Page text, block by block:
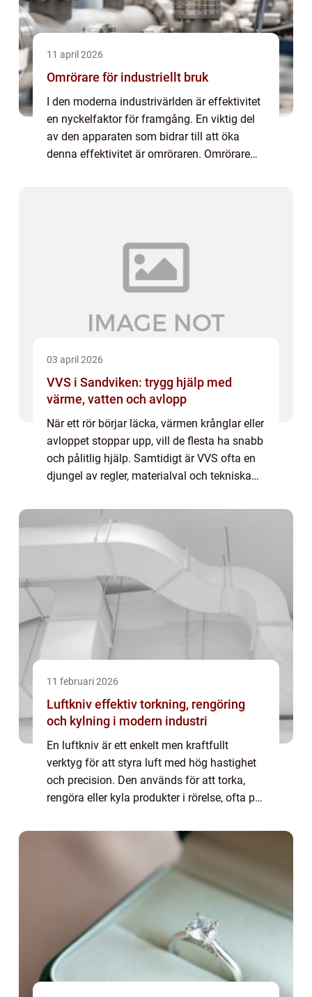
11 april 2026
Omrörare för industriellt bruk
I den moderna industrivärlden är effektivitet
en nyckelfaktor för framgång. En viktig del
av den apparaten som bidrar till att öka
denna effektivitet är omröraren. Omrörare
03 april 2026
VVS i Sandviken: trygg hjälp med
värme, vatten och avlopp
När ett rör börjar läcka, värmen krånglar eller
avloppet stoppar upp, vill de flesta ha snabb
och pålitlig hjälp. Samtidigt är VVS ofta en
djungel av regler, materialval och tekniska
11 februari 2026
Luftkniv effektiv torkning, rengöring
och kylning i modern industri
En luftkniv är ett enkelt men kraftfullt
verktyg för att styra luft med hög hastighet
och precision. Den används för att torka,
rengöra eller kyla produkter i rörelse, ofta på
en jämn, koncentrerad slinga ka...